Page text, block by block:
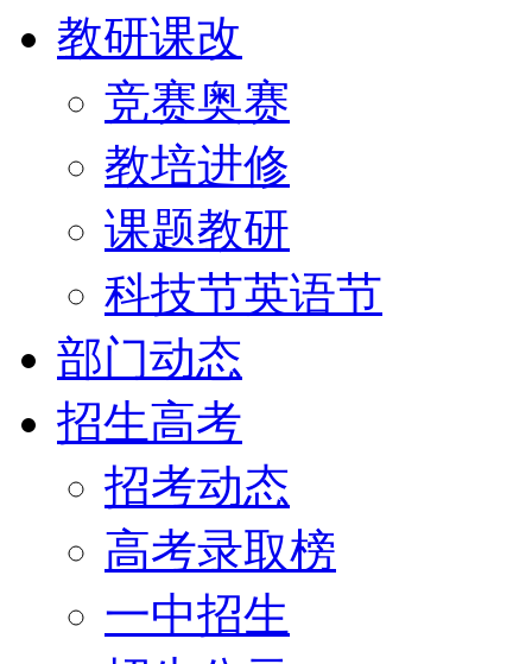
教研课改
竞赛奥赛
教培进修
课题教研
科技节英语节
部门动态
招生高考
招考动态
高考录取榜
一中招生